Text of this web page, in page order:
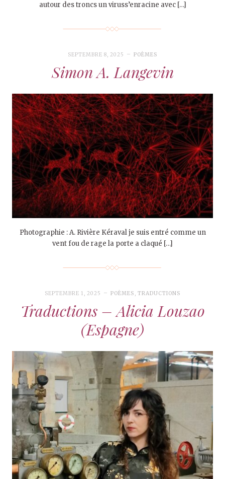
autour des troncs un viruss’enracine avec […]
SEPTEMBRE 8, 2025 POÈMES
Simon A. Langevin
Photographie : A. Rivière Kéraval je suis entré comme un
vent fou de rage la porte a claqué […]
SEPTEMBRE 1, 2025 POÈMES , TRADUCTIONS
Traductions – Alicia Louzao
(Espagne)